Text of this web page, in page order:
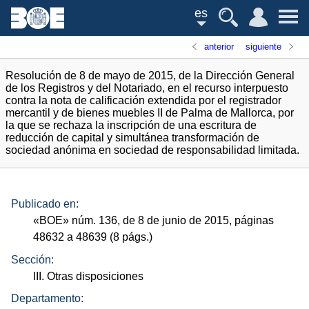
es
anterior siguiente
Resolución de 8 de mayo de 2015, de la Dirección General
de los Registros y del Notariado, en el recurso interpuesto
contra la nota de calificación extendida por el registrador
mercantil y de bienes muebles II de Palma de Mallorca, por
la que se rechaza la inscripción de una escritura de
reducción de capital y simultánea transformación de
sociedad anónima en sociedad de responsabilidad limitada.
Publicado en:
«BOE» núm. 136, de 8 de junio de 2015, páginas
48632 a 48639 (8 págs.)
Sección:
III. Otras disposiciones
Departamento: